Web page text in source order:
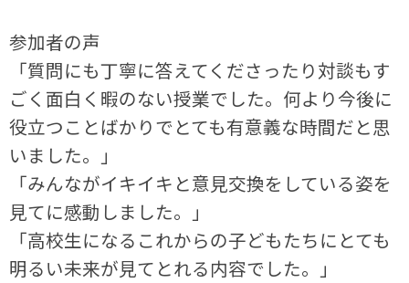
参加者の声
「質問にも丁寧に答えてくださったり対談もす
ごく面白く暇のない授業でした。何より今後に
役立つことばかりでとても有意義な時間だと思
いました。」
「みんながイキイキと意見交換をしている姿を
見てに感動しました。」
「高校生になるこれからの子どもたちにとても
明るい未来が見てとれる内容でした。」